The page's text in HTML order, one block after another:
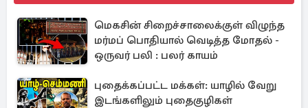
மெகசின் சிறைச்சாலைக்குள் விழுந்த
மர்மப் பொதியால் வெடித்த மோதல் -
ஒருவர் பலி : பலர் காயம்
புதைக்கப்பட்ட மக்கள்: யாழில் வேறு
இடங்களிலும் புதைகுழிகள்